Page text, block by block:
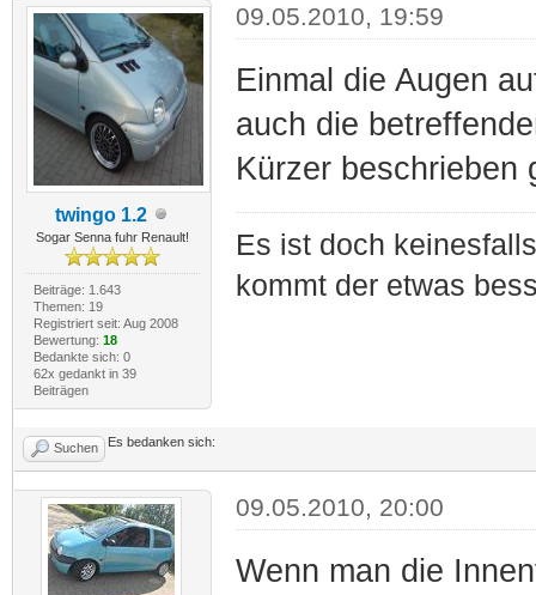
twingo 1.2
Sogar Senna fuhr Renault!
Beiträge: 1.643
Themen: 19
Registriert seit: Aug 2008
Bewertung: 18
Bedankte sich: 0
62x gedankt in 39
Beiträgen
09.05.2010, 19:59
Einmal die Augen
auch die
Kürzer beschrieben
Es ist doch
kommt der etwas
Suchen Es bedanken sich:
09.05.2010, 20:00
Wenn man die